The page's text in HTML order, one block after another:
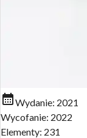
Wydanie: 2021
Wycofanie: 2022
Elementy: 231